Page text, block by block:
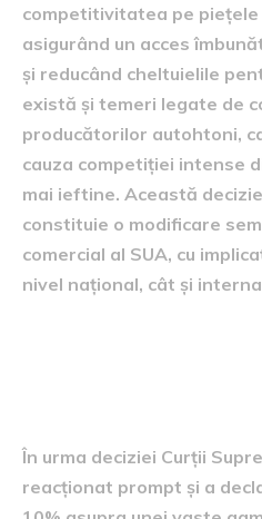
competitivitatea pe
asigurând un acces
și reducând cheltuielile
există și temeri legate de
producătorilor autohtoni,
cauza competiției intense
mai ieftine. Această
constituie o modificare
comercial al SUA, cu
nivel național, cât și
În urma deciziei Curții
reacționat prompt și a